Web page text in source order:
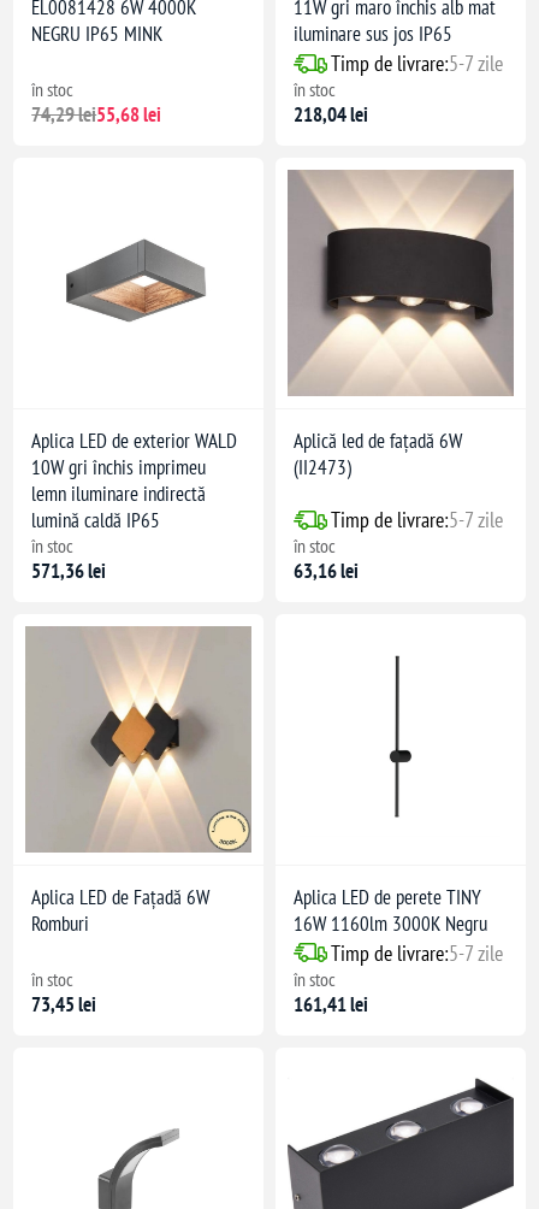
EL0081428 6W 4000K
NEGRU IP65 MINK
în stoc
74,29 lei55,68 lei
11W gri maro închis alb mat
iluminare sus jos IP65
Timp de livrare:5-7 zile
în stoc
218,04 lei
Aplica LED de exterior WALD
10W gri închis imprimeu
lemn iluminare indirectă
lumină caldă IP65
în stoc
571,36 lei
Aplică led de fațadă 6W
(II2473)
Timp de livrare:5-7 zile
în stoc
63,16 lei
Aplica LED de Fațadă 6W
Romburi
în stoc
73,45 lei
Aplica LED de perete TINY
16W 1160lm 3000K Negru
Timp de livrare:5-7 zile
în stoc
161,41 lei